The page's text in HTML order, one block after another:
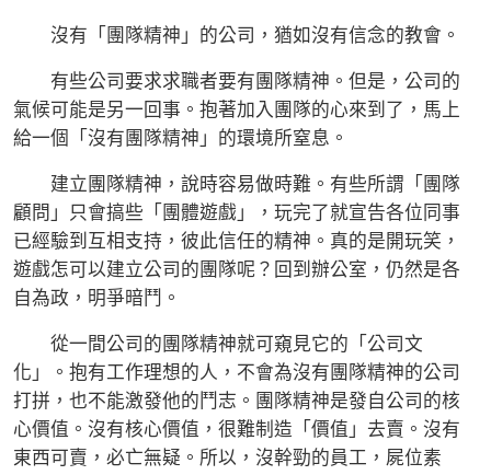
沒有「團隊精神」的公司，猶如沒有信念的教會。
有些公司要求求職者要有團隊精神。但是，公司的
氣候可能是另一回事。抱著加入團隊的心來到了，馬上
給一個「沒有團隊精神」的環境所窒息。
建立團隊精神，說時容易做時難。有些所謂「團隊
顧問」只會搞些「團體遊戲」，玩完了就宣告各位同事
已經驗到互相支持，彼此信任的精神。真的是開玩笑，
遊戲怎可以建立公司的團隊呢？回到辦公室，仍然是各
自為政，明爭暗鬥。
從一間公司的團隊精神就可窺見它的「公司文
化」。抱有工作理想的人，不會為沒有團隊精神的公司
打拼，也不能激發他的鬥志。團隊精神是發自公司的核
心價值。沒有核心價值，很難制造「價值」去賣。沒有
東西可賣，必亡無疑。所以，沒幹勁的員工，屍位素